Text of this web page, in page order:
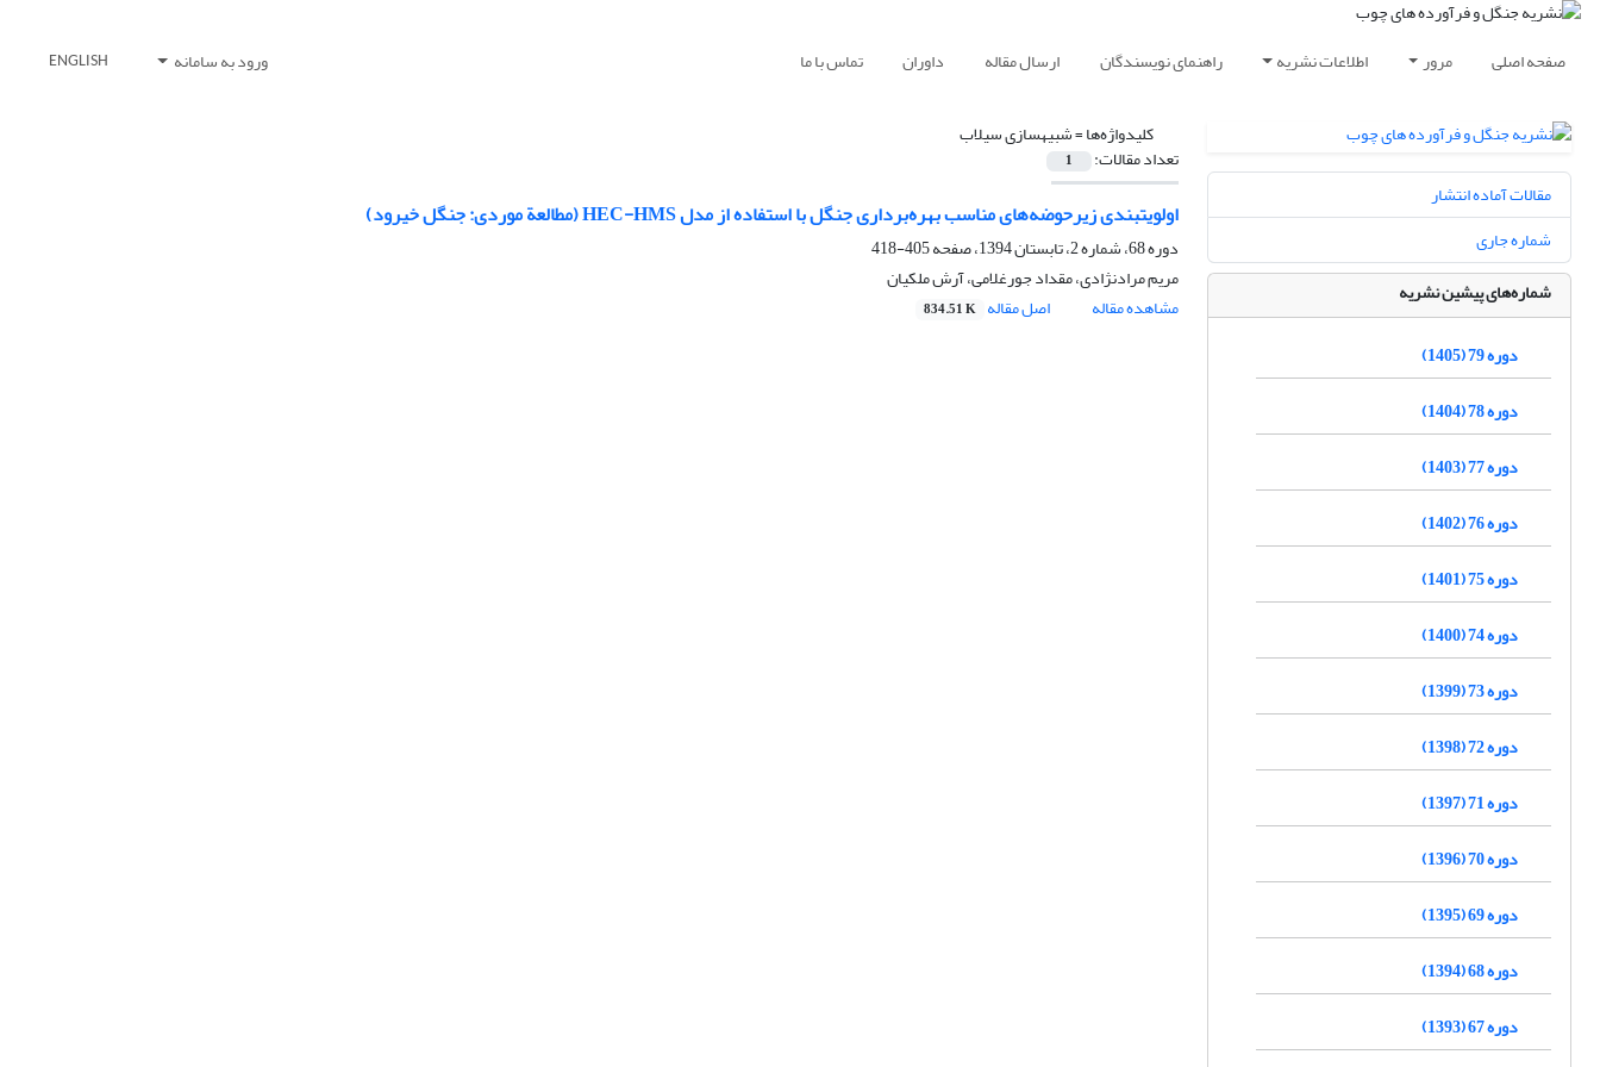
صفحه اصلی مرور اطلاعات نشریه راهنمای نویسندگان ارسال مقاله داوران تماس با ما ورود به سامانه ENGLISH
کلیدواژه‌ها =شبیه‏سازی سیلاب
تعداد مقالات: 1
اولویت‏بندی زیرحوضه‌های مناسب بهره‌برداری جنگل با استفاده از مدل HEC-HMS (مطالعة موردی: جنگل خیرود)
دوره 68، شماره 2، تابستان 1394، صفحه
405-418
مریم مرادنژادی، مقداد جورغلامی، آرش ملکیان
مشاهده مقاله
اصل مقاله 834.51 K
مقالات آماده انتشار
شماره جاری
شماره‌های پیشین نشریه
دوره 79 (1405)
دوره 78 (1404)
دوره 77 (1403)
دوره 76 (1402)
دوره 75 (1401)
دوره 74 (1400)
دوره 73 (1399)
دوره 72 (1398)
دوره 71 (1397)
دوره 70 (1396)
دوره 69 (1395)
دوره 68 (1394)
دوره 67 (1393)